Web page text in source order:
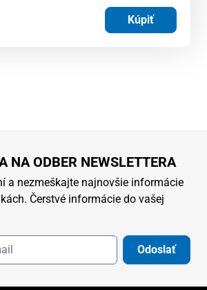
Kúpiť
NA ODBER NEWSLETTERA
a nezmeškajte najnovšie informácie
Čerstvé informácie do vašej
Odoslať